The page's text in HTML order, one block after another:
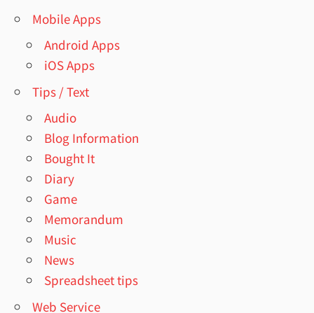
Mobile Apps
Android Apps
iOS Apps
Tips / Text
Audio
Blog Information
Bought It
Diary
Game
Memorandum
Music
News
Spreadsheet tips
Web Service